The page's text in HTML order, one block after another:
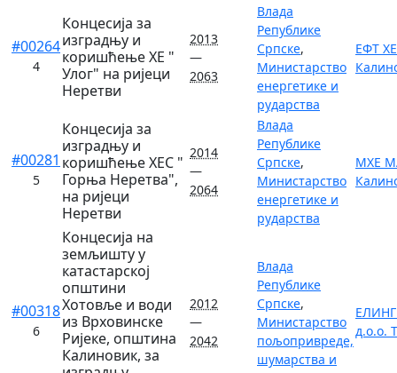
#00264
4
Концесија за
изградњу и
коришћење ХЕ "
Улог" на ријеци
Неретви
2013
—
2063
Влада
Републике
Српске,
Министарство
енергетике и
рударства
ЕФТ
#00281
5
Концесија за
изградњу и
коришћење ХЕС "
Горња Неретва",
на ријеци
Неретви
2014
—
2064
Влада
Републике
Српске,
Министарство
енергетике и
рударства
МХЕ
#00318
6
Концесија на
земљишту у
катастарској
општини
Хотовље и води
из Врховинске
Ријеке, општина
Калиновик, за
2012
—
2042
Влада
Републике
Српске,
Министарство
пољопривреде,
шумарства и
д.о.о.